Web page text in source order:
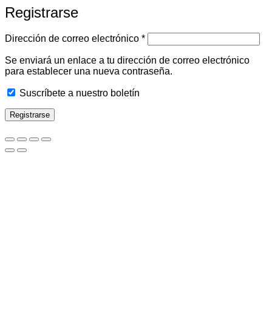
Registrarse
Dirección de correo electrónico *Obligatorio
Se enviará un enlace a tu dirección de correo electrónico
para establecer una nueva contraseña.
Suscríbete a nuestro boletín
Registrarse